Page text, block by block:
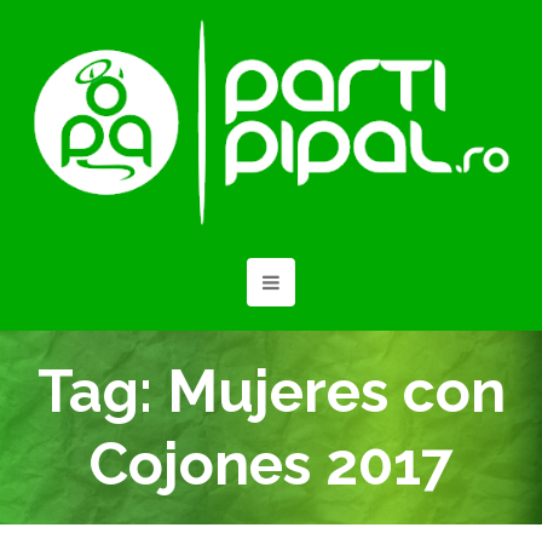
Tag: Mujeres con
Cojones 2017